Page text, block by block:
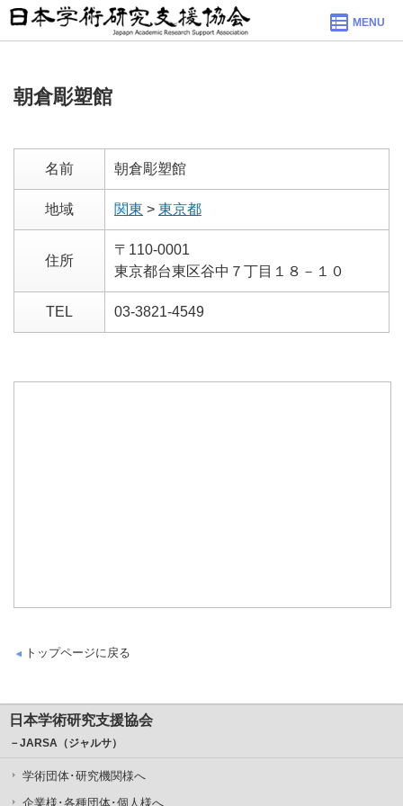
MENU
朝倉彫塑館
名前 朝倉彫塑館
地域 関東 > 東京都
住所
〒110-0001
東京都台東区谷中７丁目１８－１０
TEL 03-3821-4549
トップページに戻る
日本学術研究支援協会
－JARSA（ジャルサ）
学術団体･研究機関様へ
企業様･各種団体･個人様へ